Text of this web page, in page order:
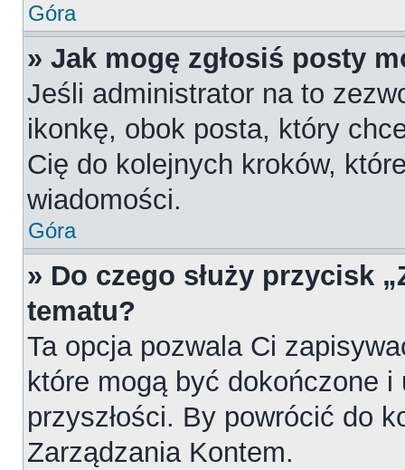
Góra
» Jak mogę zgłosiś posty
Jeśli administrator na to
ikonkę, obok posta, który
Cię do kolejnych kroków,
wiadomości.
Góra
» Do czego służy przycisk
tematu?
Ta opcja pozwala Ci
które mogą być dokończone
przyszłości. By powrócić do
Zarządzania Kontem.